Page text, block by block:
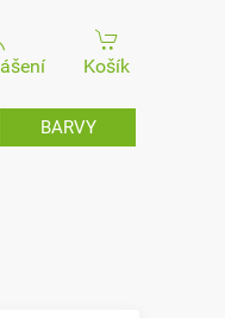
Košík
BARVY